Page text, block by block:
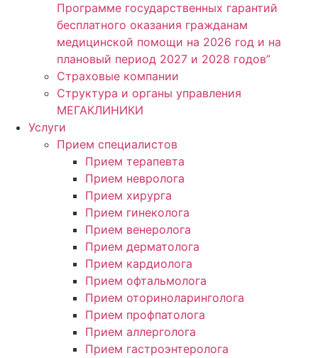
Программе государственных гарантий
бесплатного оказания гражданам
медицинской помощи на 2026 год и на
плановый период 2027 и 2028 годов”
Страховые компании
Структура и органы управления
МЕГАКЛИНИКИ
Услуги
Прием специалистов
Прием терапевта
Прием невролога
Прием хирурга
Прием гинеколога
Прием венеролога
Прием дерматолога
Прием кардиолога
Прием офтальмолога
Прием оториноларинголога
Прием профпатолога
Прием аллерголога
Прием гастроэнтеролога